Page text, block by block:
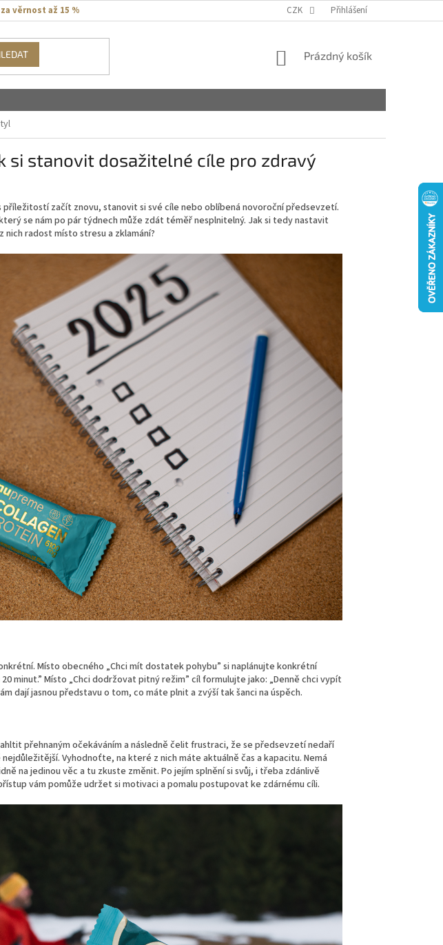
věrnost až 15 % CZK Přihlášení
NÁKUPNÍ
Prázdný košík
si stanovit dosažitelné cíle pro zdravý
příležitostí začít znovu, stanovit si své cíle nebo oblíbená novoroční předsevzetí.
se nám po pár týdnech může zdát téměř nesplnitelný. Jak si tedy nastavit
radost místo stresu a zklamání?
Místo obecného „Chci mít dostatek pohybu” si naplánujte konkrétní
minut.” Místo „Chci dodržovat pitný režim” cíl formulujte jako: „Denně chci vypít
dají jasnou představu o tom, co máte plnit a zvýší tak šanci na úspěch.
přehnaným očekáváním a následně čelit frustraci, že se předsevzetí nedaří
Vyhodnoťte, na které z nich máte aktuálně čas a kapacitu. Nemá
na jedinou věc a tu zkuste změnit. Po jejím splnění si svůj, i třeba zdánlivě
vám pomůže udržet si motivaci a pomalu postupovat ke zdárnému cíli.